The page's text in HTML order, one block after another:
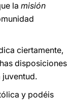
la misión
ciertamente,
disposiciones
juventud.
y podéis